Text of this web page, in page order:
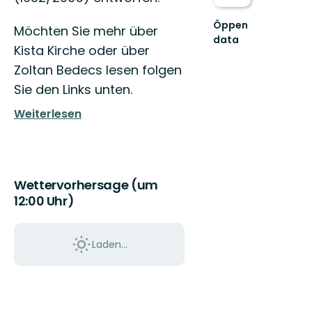
Möchten Sie mehr über
Kista Kirche oder über
Zoltan Bedecs lesen folgen
Sie den Links unten.
Weiterlesen
Wettervorhersage (um
12:00 Uhr)
Laden...
Öppen
data